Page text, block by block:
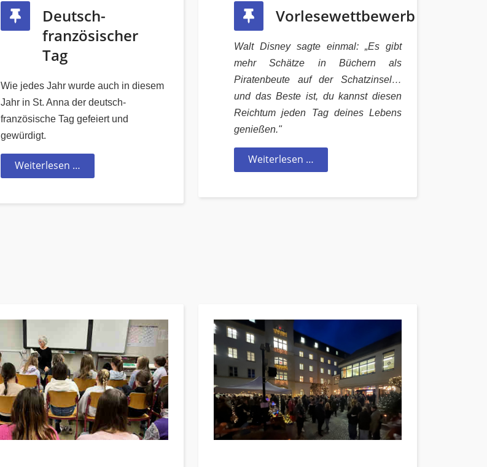
Deutsch-
französischer
Tag
Wie jedes Jahr wurde auch in diesem
Jahr in St. Anna der deutsch-
französische Tag gefeiert und
gewürdigt.
Weiterlesen …
Vorlesewettbewerb
Walt Disney sagte einmal: „Es gibt
mehr Schätze in Büchern als
Piratenbeute auf der Schatzinsel…
und das Beste ist, du kannst diesen
Reichtum jeden Tag deines Lebens
genießen."
Weiterlesen …